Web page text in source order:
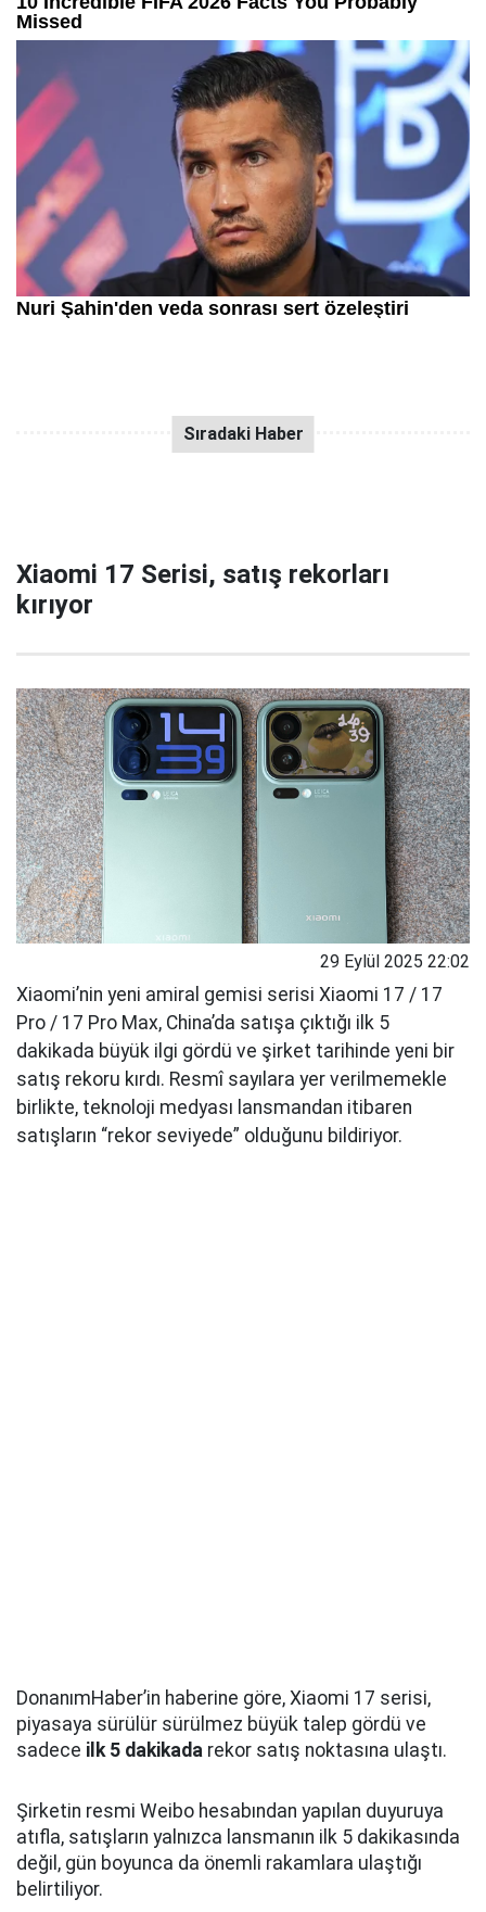
Xiaomi 17 Serisi, satış rekorları
kırıyor
29 Eylül 2025 22:02
Xiaomi’nin yeni amiral gemisi serisi Xiaomi 17 / 17
Pro / 17 Pro Max, China’da satışa çıktığı ilk 5
dakikada büyük ilgi gördü ve şirket tarihinde yeni bir
satış rekoru kırdı. Resmî sayılara yer verilmemekle
birlikte, teknoloji medyası lansmandan itibaren
satışların “rekor seviyede” olduğunu bildiriyor.
DonanımHaber’in haberine göre, Xiaomi 17 serisi,
piyasaya sürülür sürülmez büyük talep gördü ve
sadece ilk 5 dakikada rekor satış noktasına ulaştı.
Şirketin resmi Weibo hesabından yapılan duyuruya
atıfla, satışların yalnızca lansmanın ilk 5 dakikasında
değil, gün boyunca da önemli rakamlara ulaştığı
belirtiliyor.